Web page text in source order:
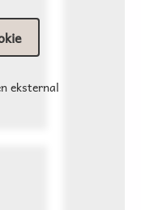
eksternal